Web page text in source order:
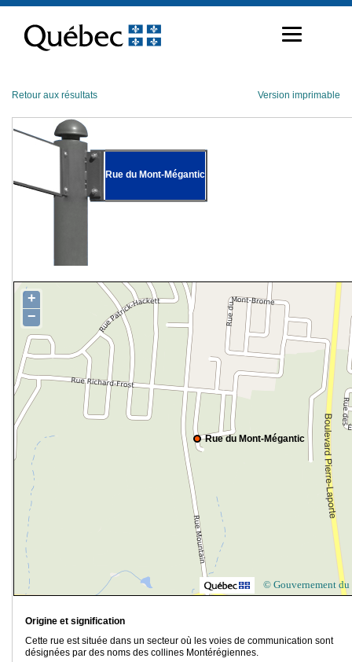
contenu
Retour aux résultats Version imprimable
Rue du Mont-Mégantic
Rue du Mont-Mégantic
+
−
© Gouvernement du
Origine et signification
Cette rue est située dans un secteur où les voies de communication sont
désignées par des noms des collines Montérégiennes.